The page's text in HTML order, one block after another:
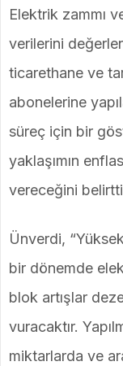
Elektrik zammı
verilerini
ticarethane ve
abonelerine
süreç için bir
yaklaşımın
vereceğini
Ünverdi,
bir dönemde
blok artışlar
vuracaktır.
miktarlarda ve